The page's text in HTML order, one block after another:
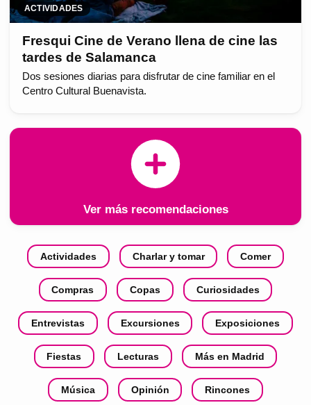
ACTIVIDADES
Fresqui Cine de Verano llena de cine las
tardes de Salamanca
Dos sesiones diarias para disfrutar de cine familiar en el
Centro Cultural Buenavista.
Ver más recomendaciones
Actividades Charlar y tomar Comer
Compras Copas Curiosidades
Entrevistas Excursiones Exposiciones
Fiestas Lecturas Más en Madrid
Música Opinión Rincones